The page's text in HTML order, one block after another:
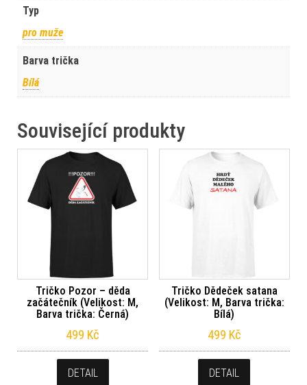
Typ
pro muže
Barva trička
Bílá
Související produkty
Tričko Pozor – děda
začátečník (Velikost: M,
Barva trička: Černá)
499 Kč
DETAIL
Tričko Dědeček satana
(Velikost: M, Barva trička:
Bílá)
499 Kč
DETAIL